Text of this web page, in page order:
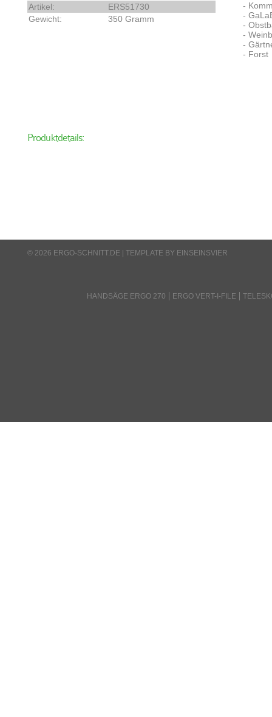
Artikel:
ERS51730
Gewicht:
350 Gramm
-
-
-
-
-
- Forst
Produktdetails:
© 2026 ERGO-SCHNITT.DE | TEMPLATE BY EINSEINSVIER
HANDSÄGE ERGO 270 ERGO VERT-I-FILE